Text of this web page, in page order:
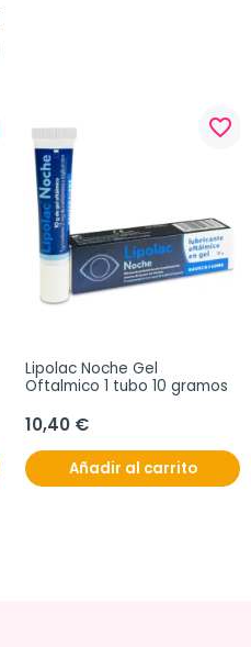
favorite_border
Lipolac Noche Gel
Oftalmico 1 tubo 10 gramos
10,40 €
Añadir al carrito